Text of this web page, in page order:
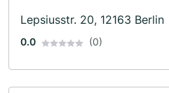
Lepsiusstr. 20, 12163 Berlin
0.0 (0)